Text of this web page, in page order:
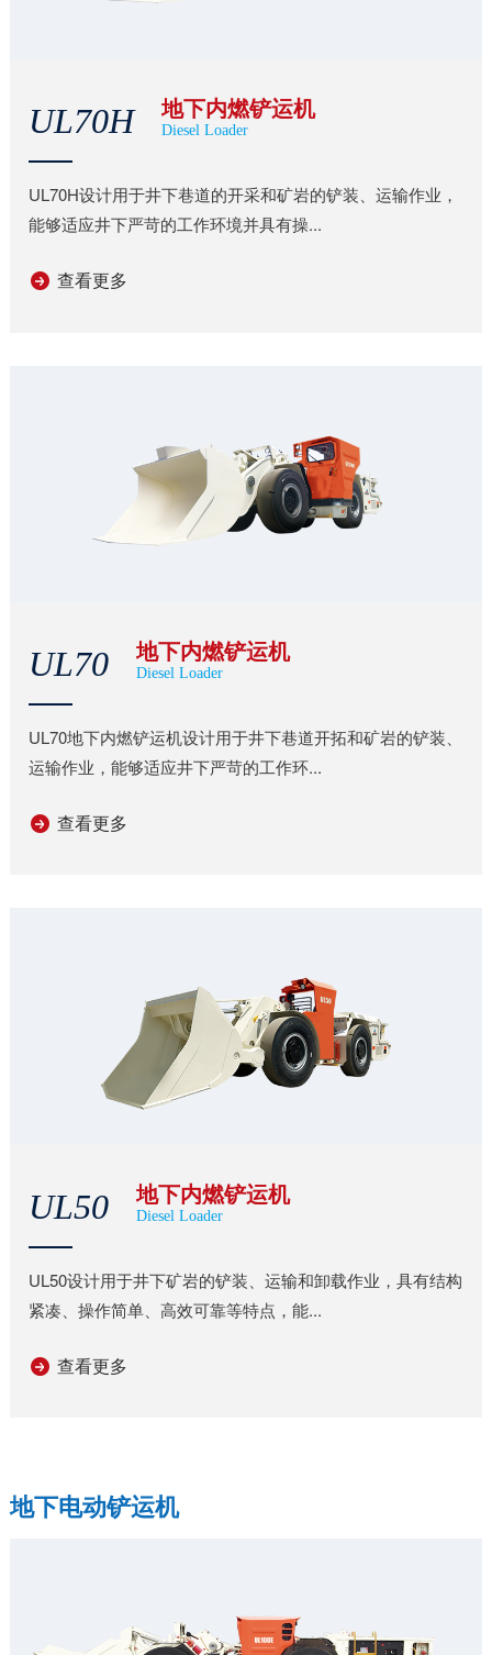
UL70H 地下内燃铲运机
Diesel Loader
UL70H设计用于井下巷道的开采和矿岩的铲装、运输作业，
能够适应井下严苛的工作环境并具有操...
查看更多
UL70 地下内燃铲运机
Diesel Loader
UL70地下内燃铲运机设计用于井下巷道开拓和矿岩的铲装、
运输作业，能够适应井下严苛的工作环...
查看更多
UL50 地下内燃铲运机
Diesel Loader
UL50设计用于井下矿岩的铲装、运输和卸载作业，具有结构
紧凑、操作简单、高效可靠等特点，能...
查看更多
地下电动铲运机